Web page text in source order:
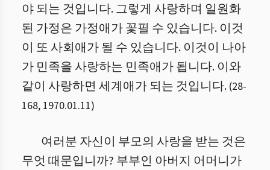
야 되는 것입니다. 그렇게 사랑하며 일원화
된 가정은 가정애가 꽃필 수 있습니다. 이것
이 또 사회애가 될 수 있습니다. 이것이 나아
가 민족을 사랑하는 민족애가 됩니다. 이와
같이 사랑하면 세계애가 되는 것입니다. (28-
168, 1970.01.11)
여러분 자신이 부모의 사랑을 받는 것은
무엇 때문입니까? 부부인 아버지 어머니가